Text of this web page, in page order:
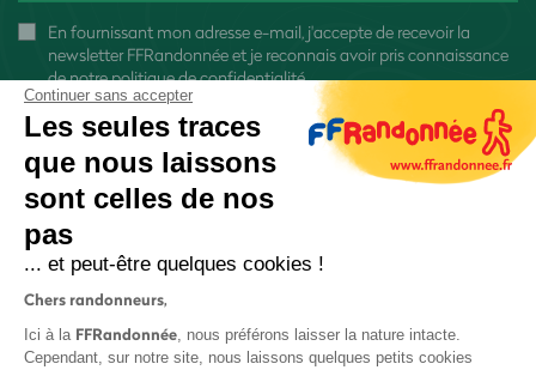
En fournissant mon adresse e-mail, j'accepte de recevoir la
newsletter FFRandonnée et je reconnais avoir pris connaissance
denotre politique de confidentialité
Continuer sans accepter
Les seules traces
que nous laissons
sont celles de nos
pas
... et peut-être quelques cookies !
Chers randonneurs,
Ici à la FFRandonnée, nous préférons laisser la nature intacte.
Cependant, sur notre site, nous laissons quelques petits cookies